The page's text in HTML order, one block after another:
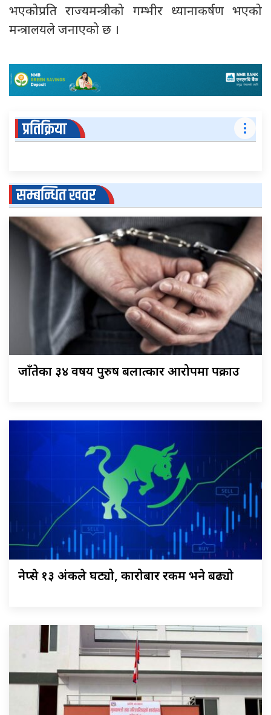
भएकोप्रति राज्यमन्त्रीको गम्भीर ध्यानाकर्षण भएको
मन्त्रालयले जनाएको छ ।
प्रतिक्रिया
सम्बन्धित खवर
जाँतेका ३४ वर्षीय पुरुष बलात्कार आरोपमा पक्राउ
नेप्से १३ अंकले घट्यो, कारोबार रकम भने बढ्यो